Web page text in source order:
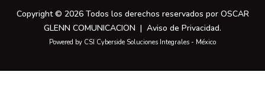
Copyright © 2026 Todos los derechos reservados por OSCAR
GLENN COMUNICACION | Aviso de Privacidad.
Powered by CSI Cyberside Soluciones Integrales - México